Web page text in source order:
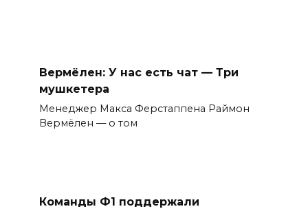
Вермёлен: У нас есть чат — Три
мушкетера
Менеджер Макса Ферстаппена Раймон
Вермёлен — о том
Команды Ф1 поддержали